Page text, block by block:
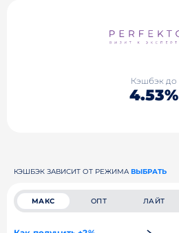
Кэшбэк до
4.53%
КЭШБЭК ЗАВИСИТ ОТ РЕЖИМА ВЫБРАТЬ
МАКС ОПТ ЛАЙТ